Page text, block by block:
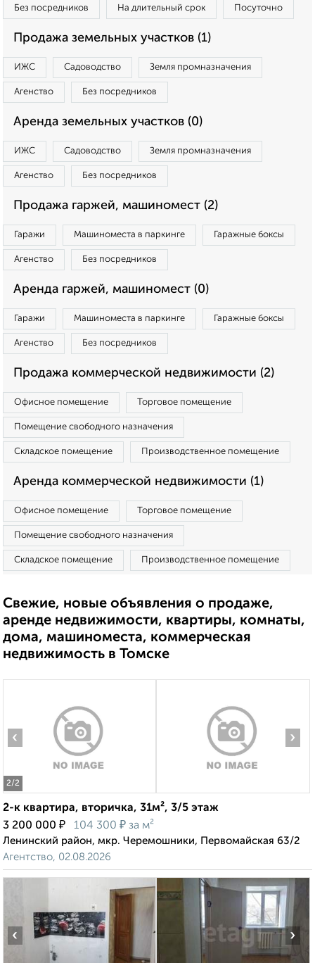
Без посредников На длительный срок Посуточно
Продажа земельных участков (1)
ИЖС Садоводство Земля промназначения
Агенство Без посредников
Аренда земельных участков (0)
ИЖС Садоводство Земля промназначения
Агенство Без посредников
Продажа гаржей, машиномест (2)
Гаражи Машиноместа в паркинге Гаражные боксы
Агенство Без посредников
Аренда гаржей, машиномест (0)
Гаражи Машиноместа в паркинге Гаражные боксы
Агенство Без посредников
Продажа коммерческой недвижимости (2)
Офисное помещение Торговое помещение
Помещение свободного назначения
Складское помещение Производственное помещение
Аренда коммерческой недвижимости (1)
Офисное помещение Торговое помещение
Помещение свободного назначения
Складское помещение Производственное помещение
Свежие, новые объявления о продаже,
аренде недвижимости, квартиры, комнаты,
дома, машиноместа, коммерческая
недвижимость в Томске
2/2
‹ ›
2-к квартира, вторичка, 31м², 3/5 этаж
3 200 000 ₽ 104 300 ₽ за м²
Ленинский район, мкр. Черемошники, Первомайская 63/2
Агентство, 02.08.2026
‹ ›